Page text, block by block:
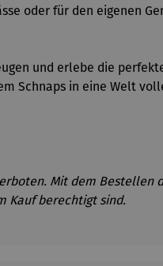
oder für den eigenen
und erlebe die
Schnaps in eine Welt
Mit dem Bestellen
Kauf berechtigt sind.